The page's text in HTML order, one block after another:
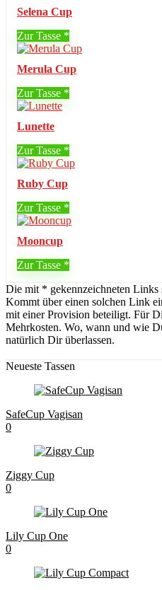
Selena Cup
Zur Tasse
Merula Cup
Zur Tasse
Lunette
Zur Tasse
Ruby Cup
Zur Tasse
Mooncup
Zur Tasse
Die mit * gekennzeichneten
Kommt über einen solchen Link
mit einer Provision beteiligt. Für
Mehrkosten. Wo, wann und wie
natürlich Dir überlassen.
Neueste Tassen
SafeCup Vagisan
0
Ziggy Cup
0
Lily Cup One
0